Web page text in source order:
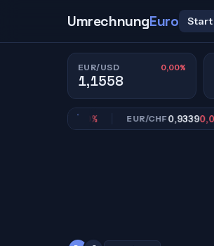
UmrechnungEuro Start
EUR/USD 0,00%
1,1558
EUR/CHF0,93390,00%